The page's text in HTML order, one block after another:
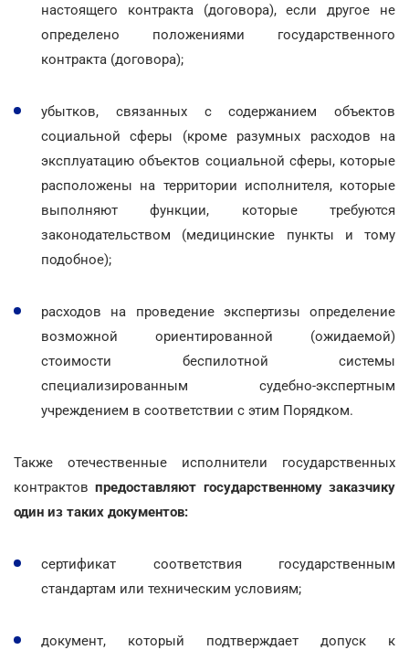
настоящего контракта (договора), если другое не
определено положениями государственного
контракта (договора);
убытков, связанных с содержанием объектов
социальной сферы (кроме разумных расходов на
эксплуатацию объектов социальной сферы, которые
расположены на территории исполнителя, которые
выполняют функции, которые требуются
законодательством (медицинские пункты и тому
подобное);
расходов на проведение экспертизы определение
возможной ориентированной (ожидаемой)
стоимости беспилотной системы
специализированным судебно-экспертным
учреждением в соответствии с этим Порядком.
Также отечественные исполнители государственных
контрактов предоставляют государственному заказчику
один из таких документов:
сертификат соответствия государственным
стандартам или техническим условиям;
документ, который подтверждает допуск к